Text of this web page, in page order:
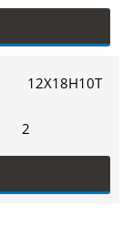
12Х18Н10Т
2